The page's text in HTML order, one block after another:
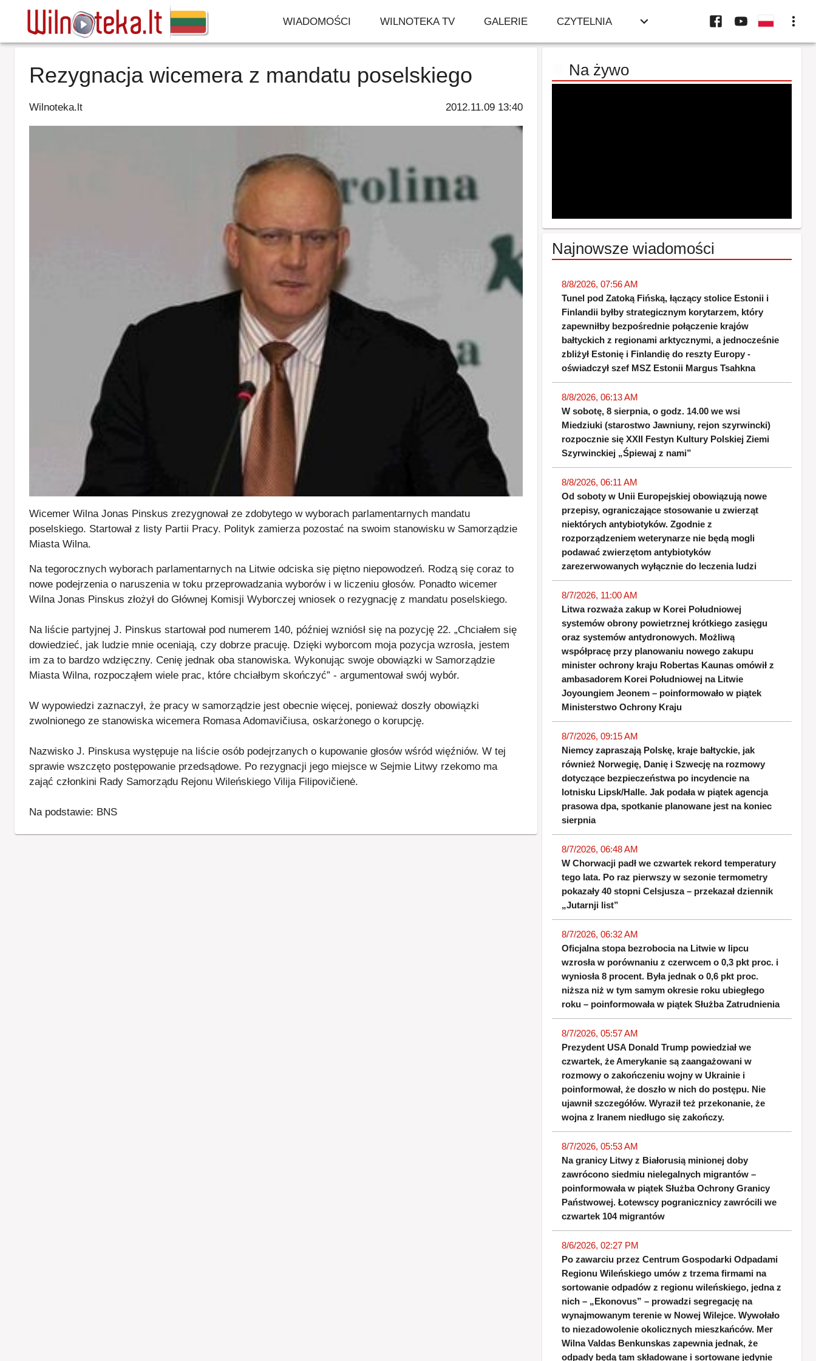
WIADOMOŚCI WILNOTEKA TV GALERIE CZYTELNIA
Rezygnacja wicemera z mandatu poselskiego
Wilnoteka.lt 2012.11.09 13:40
Wicemer Wilna Jonas Pinskus zrezygnował ze zdobytego w wyborach parlamentarnych mandatu
poselskiego. Startował z listy Partii Pracy. Polityk zamierza pozostać na swoim stanowisku w Samorządzie
Miasta Wilna.
Na tegorocznych wyborach parlamentarnych na Litwie odciska się piętno niepowodzeń. Rodzą się coraz to
nowe podejrzenia o naruszenia w toku przeprowadzania wyborów i w liczeniu głosów. Ponadto wicemer
Wilna Jonas Pinskus złożył do Głównej Komisji Wyborczej wniosek o rezygnację z mandatu poselskiego.
Na liście partyjnej J. Pinskus startował pod numerem 140, później wzniósł się na pozycję 22. „Chciałem się
dowiedzieć, jak ludzie mnie oceniają, czy dobrze pracuję. Dzięki wyborcom moja pozycja wzrosła, jestem
im za to bardzo wdzięczny. Cenię jednak oba stanowiska. Wykonując swoje obowiązki w Samorządzie
Miasta Wilna, rozpocząłem wiele prac, które chciałbym skończyć” - argumentował swój wybór.
W wypowiedzi zaznaczył, że pracy w samorządzie jest obecnie więcej, ponieważ doszły obowiązki
zwolnionego ze stanowiska wicemera Romasa Adomavičiusa, oskarżonego o korupcję.
Nazwisko J. Pinskusa występuje na liście osób podejrzanych o kupowanie głosów wśród więźniów. W tej
sprawie wszczęto postępowanie przedsądowe. Po rezygnacji jego miejsce w Sejmie Litwy rzekomo ma
zająć członkini Rady Samorządu Rejonu Wileńskiego Vilija Filipovičienė.
Na podstawie: BNS
Na żywo
Najnowsze wiadomości
8/8/2026, 07:56 AM
Tunel pod Zatoką Fińską, łączący stolice Estonii i
Finlandii byłby strategicznym korytarzem, który
zapewniłby bezpośrednie połączenie krajów
bałtyckich z regionami arktycznymi, a jednocześnie
zbliżył Estonię i Finlandię do reszty Europy -
oświadczył szef MSZ Estonii Margus Tsahkna
8/8/2026, 06:13 AM
W sobotę, 8 sierpnia, o godz. 14.00 we wsi
Miedziuki (starostwo Jawniuny, rejon szyrwincki)
rozpocznie się XXII Festyn Kultury Polskiej Ziemi
Szyrwinckiej „Śpiewaj z nami”
8/8/2026, 06:11 AM
Od soboty w Unii Europejskiej obowiązują nowe
przepisy, ograniczające stosowanie u zwierząt
niektórych antybiotyków. Zgodnie z
rozporządzeniem weterynarze nie będą mogli
podawać zwierzętom antybiotyków
zarezerwowanych wyłącznie do leczenia ludzi
8/7/2026, 11:00 AM
Litwa rozważa zakup w Korei Południowej
systemów obrony powietrznej krótkiego zasięgu
oraz systemów antydronowych. Możliwą
współpracę przy planowaniu nowego zakupu
minister ochrony kraju Robertas Kaunas omówił z
ambasadorem Korei Południowej na Litwie
Joyoungiem Jeonem – poinformowało w piątek
Ministerstwo Ochrony Kraju
8/7/2026, 09:15 AM
Niemcy zapraszają Polskę, kraje bałtyckie, jak
również Norwegię, Danię i Szwecję na rozmowy
dotyczące bezpieczeństwa po incydencie na
lotnisku Lipsk/Halle. Jak podała w piątek agencja
prasowa dpa, spotkanie planowane jest na koniec
sierpnia
8/7/2026, 06:48 AM
W Chorwacji padł we czwartek rekord temperatury
tego lata. Po raz pierwszy w sezonie termometry
pokazały 40 stopni Celsjusza – przekazał dziennik
„Jutarnji list”
8/7/2026, 06:32 AM
Oficjalna stopa bezrobocia na Litwie w lipcu
wzrosła w porównaniu z czerwcem o 0,3 pkt proc. i
wyniosła 8 procent. Była jednak o 0,6 pkt proc.
niższa niż w tym samym okresie roku ubiegłego
roku – poinformowała w piątek Służba Zatrudnienia
8/7/2026, 05:57 AM
Prezydent USA Donald Trump powiedział we
czwartek, że Amerykanie są zaangażowani w
rozmowy o zakończeniu wojny w Ukrainie i
poinformował, że doszło w nich do postępu. Nie
ujawnił szczegółów. Wyraził też przekonanie, że
wojna z Iranem niedługo się zakończy.
8/7/2026, 05:53 AM
Na granicy Litwy z Białorusią minionej doby
zawrócono siedmiu nielegalnych migrantów –
poinformowała w piątek Służba Ochrony Granicy
Państwowej. Łotewscy pogranicznicy zawrócili we
czwartek 104 migrantów
8/6/2026, 02:27 PM
Po zawarciu przez Centrum Gospodarki Odpadami
Regionu Wileńskiego umów z trzema firmami na
sortowanie odpadów z regionu wileńskiego, jedna z
nich – „Ekonovus” – prowadzi segregację na
wynajmowanym terenie w Nowej Wilejce. Wywołało
to niezadowolenie okolicznych mieszkańców. Mer
Wilna Valdas Benkunskas zapewnia jednak, że
odpady będą tam składowane i sortowane jedynie